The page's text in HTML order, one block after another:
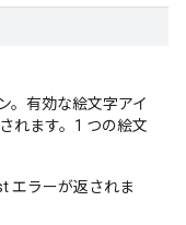
。有効な絵文字アイ
れます。1 つの絵文
エラーが返されま